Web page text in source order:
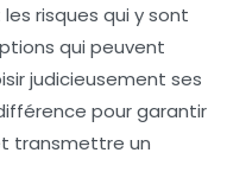
risques qui y sont
qui peuvent
judicieusement ses
pour garantir
transmettre un